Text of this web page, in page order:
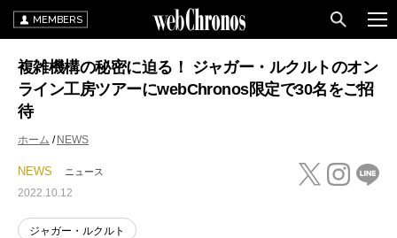
MEMBERS
複雑機構の秘密に迫る！ ジャガー・ルクルトのオン
ライン工房ツアーにwebChronos限定で30名をご招
待
ホーム NEWS
NEWS ニュース
2022.10.12
ジャガー・ルクルト